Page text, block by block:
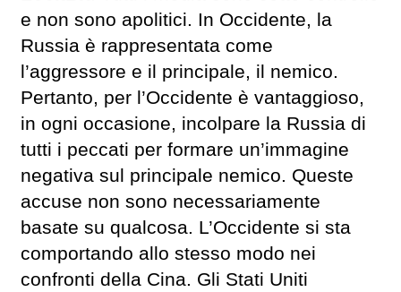
e non sono apolitici. In Occidente, la
Russia è rappresentata come
l’aggressore e il principale, il nemico.
Pertanto, per l’Occidente è vantaggioso,
in ogni occasione, incolpare la Russia di
tutti i peccati per formare un’immagine
negativa sul principale nemico. Queste
accuse non sono necessariamente
basate su qualcosa. L’Occidente si sta
comportando allo stesso modo nei
confronti della Cina. Gli Stati Uniti